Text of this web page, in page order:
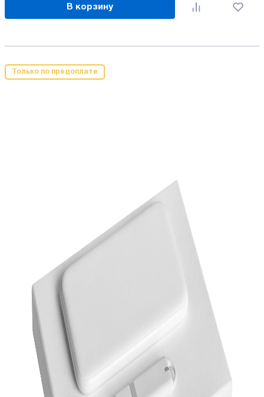
В корзину
Только по предоплате